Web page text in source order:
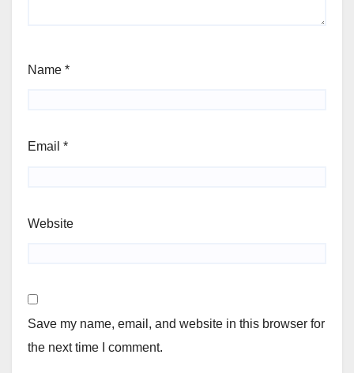
Name *
Email *
Website
Save my name, email, and website in this browser for
the next time I comment.